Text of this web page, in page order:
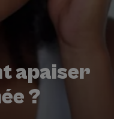
apaiser
?